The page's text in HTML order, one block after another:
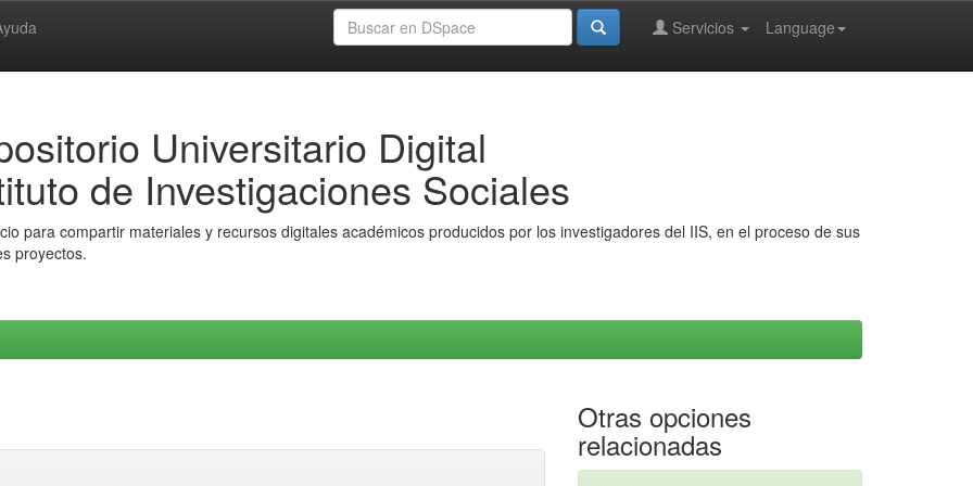
Language
Servicios
Universitario Digital
de Investigaciones Sociales
para compartir materiales y recursos digitales académicos producidos por los investigadores del IIS, en el proceso de sus
proyectos.
Otras opciones
relacionadas